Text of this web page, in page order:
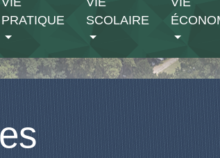
PRATIQUE
SCOLAIRE